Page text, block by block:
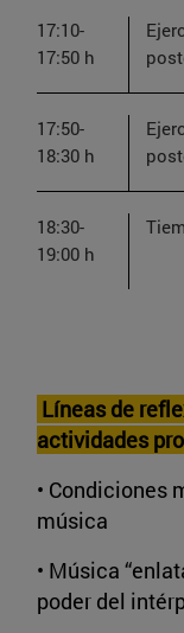
17:10-
17:50 h
17:50-
18:30 h
18:30-
19:00 h
Líneas de
actividades
• Condiciones
música
• Música
poder del